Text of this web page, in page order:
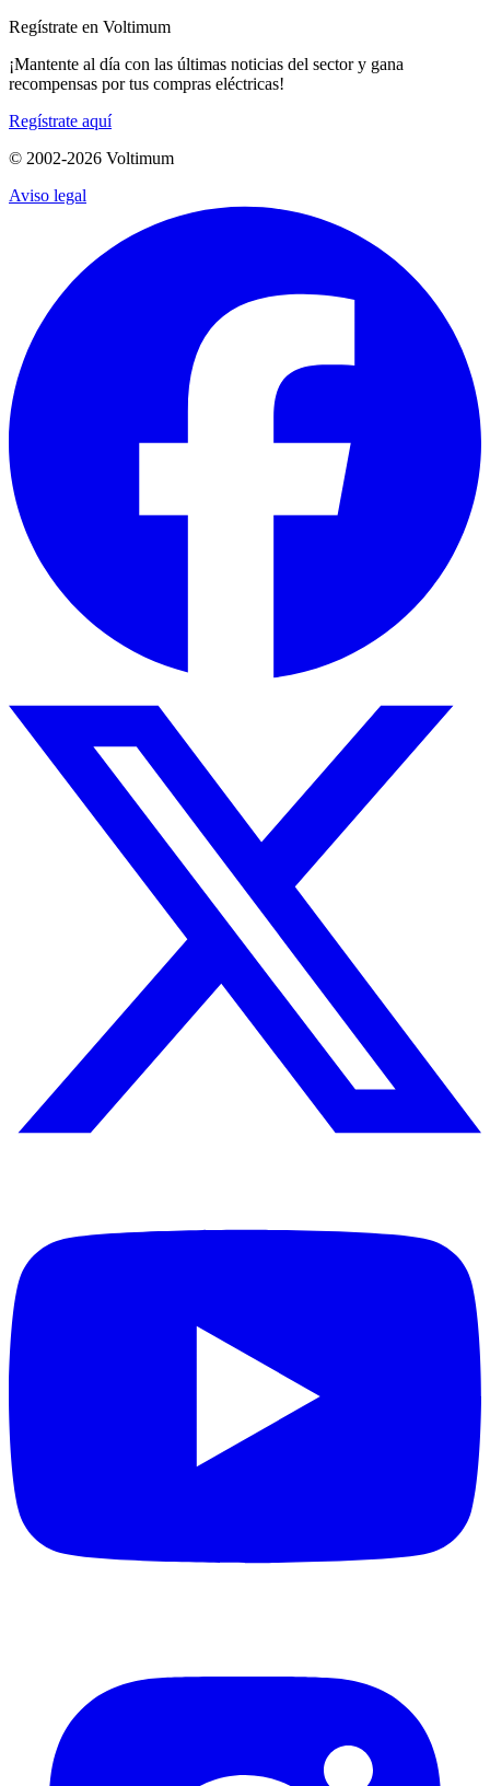
Regístrate en Voltimum
¡Mantente al día con las últimas noticias del sector y gana
recompensas por tus compras eléctricas!
Regístrate aquí
© 2002-2026 Voltimum
Aviso legal